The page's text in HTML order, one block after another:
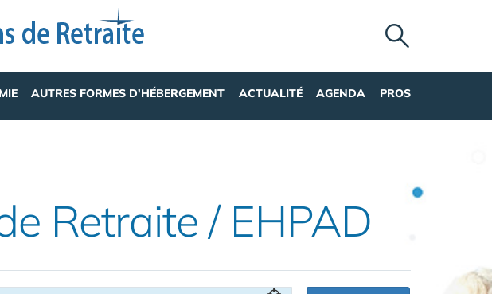
AUTRES FORMES D'HÉBERGEMENT ACTUALITÉ AGENDA PROS
Retraite / EHPAD